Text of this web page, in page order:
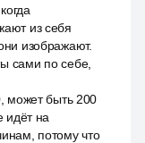
из себя
изображают.
сами по себе,
может быть 200
идёт на
потому что